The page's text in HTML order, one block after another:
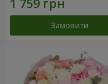
Замовити